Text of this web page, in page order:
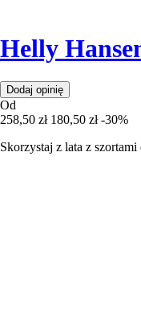
Helly
Dodaj opinię
Od
258,50 zł 180,50 zł -30%
Skorzystaj z lata z